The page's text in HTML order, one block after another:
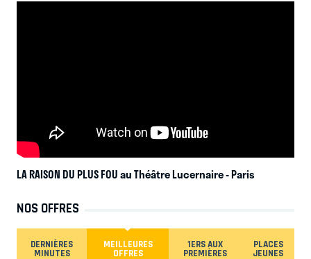
LA RAISON DU PLUS FOU au Théâtre Lucernaire- Paris
NOS OFFRES
DERNIÈRES
MINUTES
MEILLEURES
OFFRES
1ERS AUX
PREMIÈRES
PLACES
JEUNES